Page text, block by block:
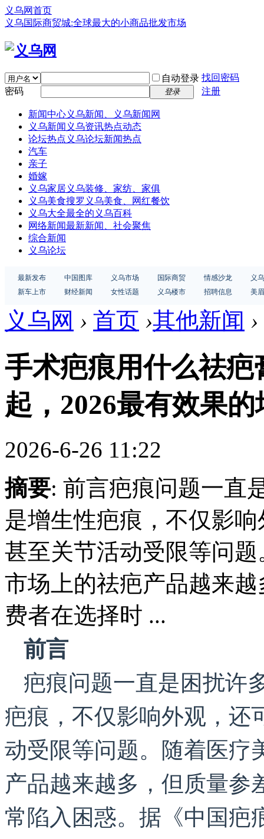
义乌网首页
义乌国际商贸城:全球最大的小商品批发市场
自动登录 找回密码
密码
登录 注册
新闻中心义乌新闻、义乌新闻网
义乌新闻 义乌资讯热点动态
论坛热点 义乌论坛新闻热点
汽车
亲子
婚嫁
义乌家居义乌装修、家纺、家俱
义乌美食搜罗义乌美食、网红餐饮
义乌大全最全的义乌百科
网络新闻最新新闻、社会聚焦
综合新闻
义乌论坛
最新发布 中国图库 义乌市场 国际商贸 情感沙龙
义
新车上市
财经新闻 女性话题 义乌楼市 招聘信息 美
义乌网 › 首页 ›其他新闻 ›
手术疤痕用什么祛
起，2026最有效果
2026-6-26 11:22
摘要: 前言疤痕问题一直
是增生性疤痕，不仅影
甚至关节活动受限等问
市场上的祛疤产品越来
费者在选择时 ...
前言
疤痕问题一直是困扰许
疤痕，不仅影响外观，还
动受限等问题。随着医疗
产品越来越多，但质量
常陷入困惑。据《中国疤